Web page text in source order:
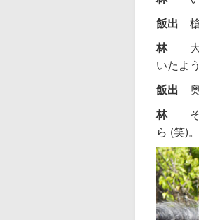
飯出
林
いたよ
飯出
林
ら (笑)。